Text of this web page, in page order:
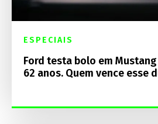
ESPECIAIS
Ford testa bolo em
62 anos. Quem vence esse